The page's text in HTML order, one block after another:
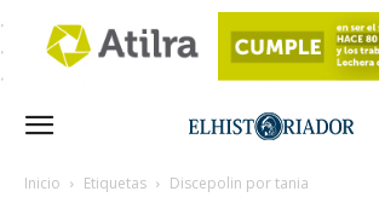
Inicio Etiquetas Discepolin por tania